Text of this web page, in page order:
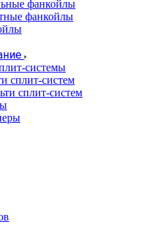
фанкойлы
фанкойлы
системы
сплит-систем
сплит-систем